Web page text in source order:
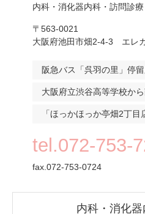
内科・消化器内科・訪問診
〒563-0021
大阪府池田市畑2-4-3 エレ
阪急バス「呉羽の里」停
大阪府立渋谷高等学校か
「ほっかほっか亭畑2丁目
tel.072-753-
fax.072-753-0724
内科・消化